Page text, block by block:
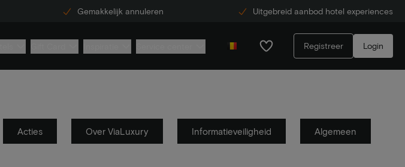
Gemakkelijk annuleren Uitgebreid aanbod hotel experiences
Registreer Login
Acties Over ViaLuxury Informatieveiligheid Algemeen